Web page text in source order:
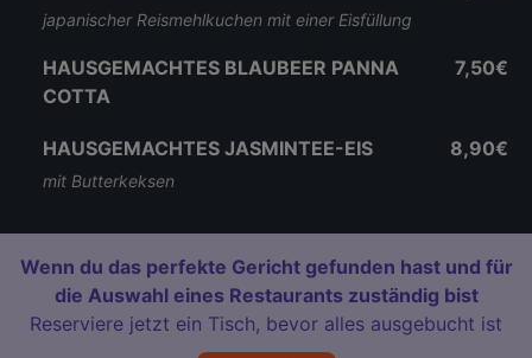
japanischer Reismehlkuchen mit einer Eisfüllung
HAUSGEMACHTES BLAUBEER PANNA
COTTA
7,50€
HAUSGEMACHTES JASMINTEE-EIS
mit Butterkeksen
8,90€
Wenn du das perfekte Gericht gefunden hast und für
die Auswahl eines Restaurants zuständig bist
Reserviere jetzt ein Tisch, bevor alles ausgebucht ist